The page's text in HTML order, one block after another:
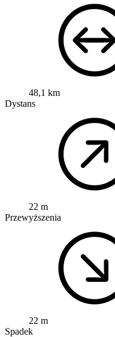
48,1 km
Dystans
22 m
Przewyższenia
22 m
Spadek